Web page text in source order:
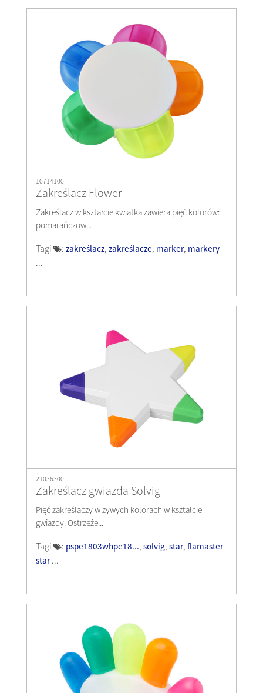
10714100
Zakreślacz Flower
Zakreślacz w kształcie kwiatka zawiera pięć kolorów:
pomarańczow...
Tagi : zakreślacz, zakreślacze, marker, markery
...
21036300
Zakreślacz gwiazda Solvig
Pięć zakreślaczy w żywych kolorach w kształcie
gwiazdy. Ostrzeże...
Tagi : pspe1803whpe18..., solvig, star, flamaster
star...